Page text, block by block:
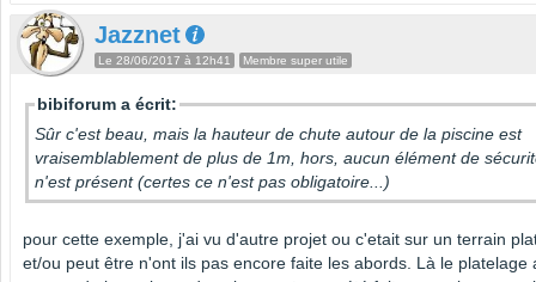
Jazznet
Le 28/06/2017 à 12h41 Membre super utile
bibiforum a écrit:
Sûr c'est beau, mais la hauteur de chute autour de la piscine est
vraisemblablement de plus de 1m, hors, aucun élément de
n'est présent (certes ce n'est pas obligatoire...)
pour cette exemple, j'ai vu d'autre projet ou c'etait sur un terrain
et/ou peut être n'ont ils pas encore faite les abords. Là le platelage